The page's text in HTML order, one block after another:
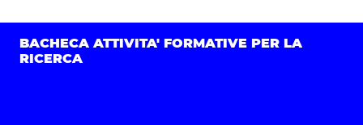
BACHECA ATTIVITA' FORMATIVE PER LA
RICERCA